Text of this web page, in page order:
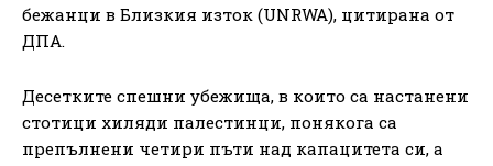
бежанци в Близкия изток (UNRWA), цитирана от
ДПА.
Десетките спешни убежища, в които са настанени
стотици хиляди палестинци, понякога са
препълнени четири пъти над капацитета си, а